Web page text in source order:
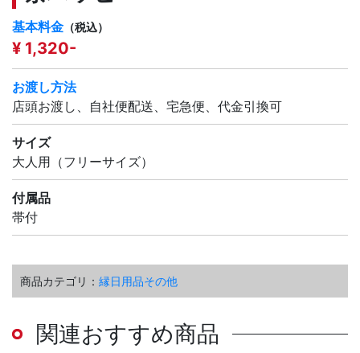
基本料金 （税込）
¥ 1,320-
お渡し方法
店頭お渡し、自社便配送、宅急便、代金引換可
サイズ
大人用（フリーサイズ）
付属品
帯付
商品カテゴリ： 縁日用品その他
関連おすすめ商品